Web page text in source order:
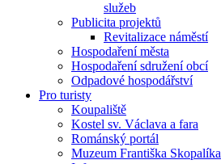
služeb
Publicita projektů
Revitalizace náměstí
Hospodaření města
Hospodaření sdružení obcí
Odpadové hospodářství
Pro turisty
Koupaliště
Kostel sv. Václava a fara
Románský portál
Muzeum Františka Skopalíka